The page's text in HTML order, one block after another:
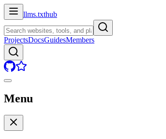
llms.txthub
ProjectsDocsGuidesMembers
Menu